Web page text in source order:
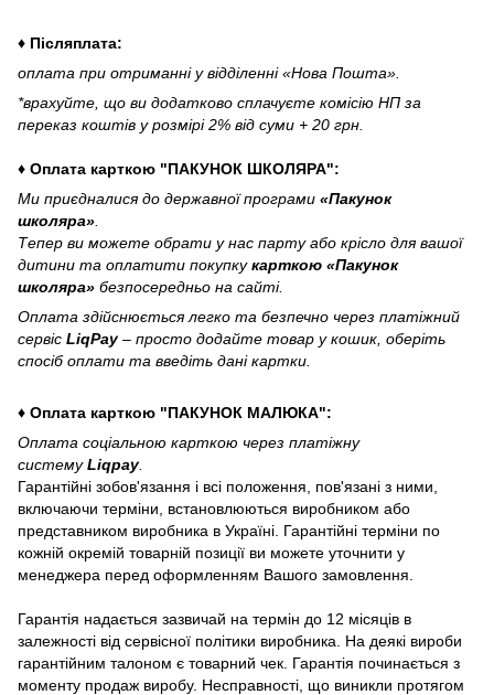
♦ Післяплата:
оплата при отриманні у відділенні «Нова Пошта».
*врахуйте, що ви додатково сплачуєте комісію НП за
переказ коштів у розмірі 2% від суми + 20 грн.
♦ Оплата карткою "ПАКУНОК ШКОЛЯРА":
Ми приєдналися до державної програми «Пакунок
школяра»
Тепер ви можете обрати у нас парту або крісло для вашої
дитини та оплатити покупкукарткою «Пакунок
школяра» безпосередньо на сайті.
Оплата здійснюється легко та безпечно через платіжний
сервіс LiqPay– просто додайте товар у кошик, оберіть
спосіб оплати та введіть дані картки.
♦ Оплата карткою "ПАКУНОК МАЛЮКА":
Оплата соціальною карткою через платіжну
системуLiqpay.
Гарантійні зобов'язання і всі положення, пов'язані з ними,
включаючи терміни, встановлюються виробником або
представником виробника в Україні. Гарантійні терміни по
кожній окремій товарній позиції ви можете уточнити у
менеджера перед оформленням Вашого замовлення.
Гарантія надається зазвичай на термін до 12 місяців в
залежності від сервісної політики виробника. На деякі вироби
гарантійним талоном є товарний чек. Гарантія починається з
моменту продаж виробу. Несправності, що виникли протягом